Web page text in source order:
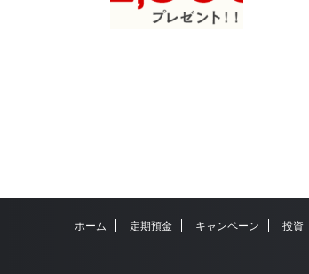
ホーム 定期預金 キャンペーン 投資